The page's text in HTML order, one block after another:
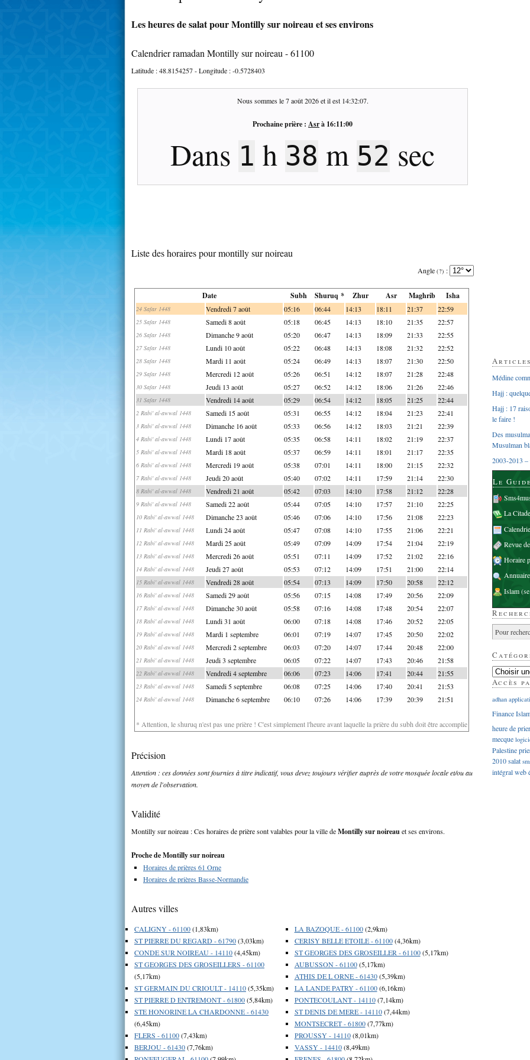
Les heures de salat pour Montilly sur noireau et ses environs
Calendrier ramadan Montilly sur noireau - 61100
Latitude :48.8154257- Longitude :-0.5728403
Nous sommes le7 août 2026et il est 14:32:08.
Prochaine prière : Asrà 16:11:00
Dans 1 h 38 m 51 sec
Liste des horaires pour montilly sur noireau
Angle (?) :
Date Subh Shuruq * Zhur Asr Maghrib Isha
24 Safar 1448 Vendredi 7 août 05:16 06:44 14:13 18:11 21:37 22:59
25 Safar 1448 Samedi 8 août 05:18 06:45 14:13 18:10 21:35 22:57
26 Safar 1448 Dimanche 9 août 05:20 06:47 14:13 18:09 21:33 22:55
27 Safar 1448 Lundi 10 août 05:22 06:48 14:13 18:08 21:32 22:52
28 Safar 1448 Mardi 11 août 05:24 06:49 14:13 18:07 21:30 22:50
29 Safar 1448 Mercredi 12 août 05:26 06:51 14:12 18:07 21:28 22:48
30 Safar 1448 Jeudi 13 août 05:27 06:52 14:12 18:06 21:26 22:46
31 Safar 1448 Vendredi 14 août 05:29 06:54 14:12 18:05 21:25 22:44
2 Rabi' al-awwal 1448 Samedi 15 août 05:31 06:55 14:12 18:04 21:23 22:41
3 Rabi' al-awwal 1448 Dimanche 16 août 05:33 06:56 14:12 18:03 21:21 22:39
4 Rabi' al-awwal 1448 Lundi 17 août 05:35 06:58 14:11 18:02 21:19 22:37
5 Rabi' al-awwal 1448 Mardi 18 août 05:37 06:59 14:11 18:01 21:17 22:35
6 Rabi' al-awwal 1448 Mercredi 19 août 05:38 07:01 14:11 18:00 21:15 22:32
7 Rabi' al-awwal 1448 Jeudi 20 août 05:40 07:02 14:11 17:59 21:14 22:30
8 Rabi' al-awwal 1448 Vendredi 21 août 05:42 07:03 14:10 17:58 21:12 22:28
9 Rabi' al-awwal 1448 Samedi 22 août 05:44 07:05 14:10 17:57 21:10 22:25
10 Rabi' al-awwal 1448 Dimanche 23 août 05:46 07:06 14:10 17:56 21:08 22:23
11 Rabi' al-awwal 1448 Lundi 24 août 05:47 07:08 14:10 17:55 21:06 22:21
12 Rabi' al-awwal 1448 Mardi 25 août 05:49 07:09 14:09 17:54 21:04 22:19
13 Rabi' al-awwal 1448 Mercredi 26 août 05:51 07:11 14:09 17:52 21:02 22:16
14 Rabi' al-awwal 1448 Jeudi 27 août 05:53 07:12 14:09 17:51 21:00 22:14
15 Rabi' al-awwal 1448 Vendredi 28 août 05:54 07:13 14:09 17:50 20:58 22:12
16 Rabi' al-awwal 1448 Samedi 29 août 05:56 07:15 14:08 17:49 20:56 22:09
17 Rabi' al-awwal 1448 Dimanche 30 août 05:58 07:16 14:08 17:48 20:54 22:07
18 Rabi' al-awwal 1448 Lundi 31 août 06:00 07:18 14:08 17:46 20:52 22:05
19 Rabi' al-awwal 1448 Mardi 1 septembre 06:01 07:19 14:07 17:45 20:50 22:02
20 Rabi' al-awwal 1448 Mercredi 2 septembre 06:03 07:20 14:07 17:44 20:48 22:00
21 Rabi' al-awwal 1448 Jeudi 3 septembre 06:05 07:22 14:07 17:43 20:46 21:58
22 Rabi' al-awwal 1448 Vendredi 4 septembre 06:06 07:23 14:06 17:41 20:44 21:55
23 Rabi' al-awwal 1448 Samedi 5 septembre 06:08 07:25 14:06 17:40 20:41 21:53
24 Rabi' al-awwal 1448 Dimanche 6 septembre 06:10 07:26 14:06 17:39 20:39 21:51
* Attention, le shuruq n'est pas une prière ! C'est simplement l'heure avant laquelle la prière du subh doit être accomplie
Précision
Attention : ces données sont fournies à titre indicatif, vous devez toujours vérifier auprès de votre mosquée locale et/ou au
moyen de l'observation.
Validité
Montilly sur noireau : Ces horaires de prière sont valables pour la ville deMontilly sur noireauet ses environs.
Proche de Montilly sur noireau
Horaires de prières 61 Orne
Horaires de prières Basse-Normandie
Autres villes
CALIGNY - 61100(1,83km)
ST PIERRE DU REGARD - 61790(3,03km)
CONDE SUR NOIREAU - 14110(4,45km)
ST GEORGES DES GROSEILLERS - 61100
(5,17km)
ST GERMAIN DU CRIOULT - 14110(5,35km)
ST PIERRE D ENTREMONT - 61800(5,84km)
STE HONORINE LA CHARDONNE - 61430
(6,45km)
FLERS - 61100(7,43km)
BERJOU - 61430(7,76km)
LA BAZOQUE - 61100(2,9km)
CERISY BELLE ETOILE - 61100(4,36km)
ST GEORGES DES GROSEILLER - 61100(5,17km)
AUBUSSON - 61100(5,17km)
ATHIS DE L ORNE - 61430(5,39km)
LA LANDE PATRY - 61100(6,16km)
PONTECOULANT - 14110(7,14km)
ST DENIS DE MERE - 14110(7,44km)
MONTSECRET - 61800(7,77km)
PROUSSY - 14110(8,01km)
VASSY - 14410(8,49km)
Médine
Hajj :
Hajj : 17
le faire !
Des
Musulman
2003-2013 –
Le
La
Revue
Horaire
Islam
Accès
adhan
Finance
heure de
mecque
Palestine
2010salat
intégralweb